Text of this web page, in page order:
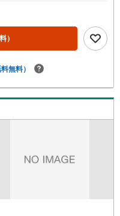
歩7分○ウエルシア流山美原
プレゼントキャンペーン実
【日当たり良く、資材置場
なります（^^）/
）
無料）